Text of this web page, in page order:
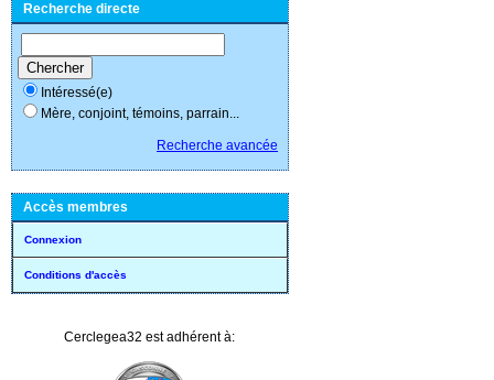
Recherche directe
Intéressé(e)
Mère, conjoint, témoins, parrain...
Recherche avancée
Accès membres
Connexion
Conditions d'accès
Cerclegea32 est adhérent à: